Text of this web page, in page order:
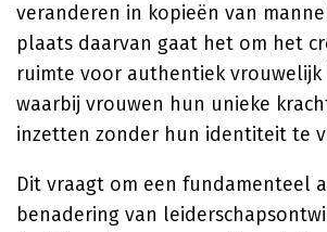
veranderen in kopieën van
plaats daarvan gaat het om het
ruimte voor authentiek vrouwelijk
waarbij vrouwen hun unieke
inzetten zonder hun identiteit te
Dit vraagt om een fundamenteel
benadering van